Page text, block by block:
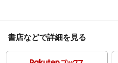
書店などで詳細を見る